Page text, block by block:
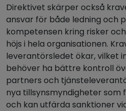
Direktivet skärper också
ansvar för både ledning och
kompetensen kring risker
höjs i hela organisationen.
leverantörsledet ökar, vilket
behöver ha bättre kontroll
partners och
nya tillsynsmyndigheter som
och kan utfärda sanktioner